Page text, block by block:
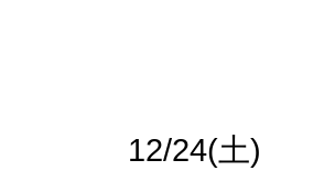
12/24(土)